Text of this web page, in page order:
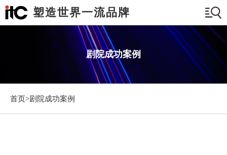
塑造世界一流品牌
剧院成功案例
首页>剧院成功案例